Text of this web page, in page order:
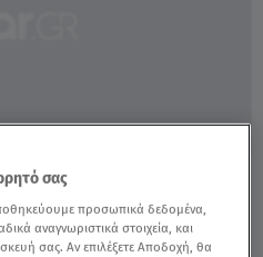
25: Οι Προβλέψεις
σας
προσωπικά δεδομένα,
αναγνωριστικά στοιχεία, και
σας. Αν επιλέξετε Αποδοχή, θα